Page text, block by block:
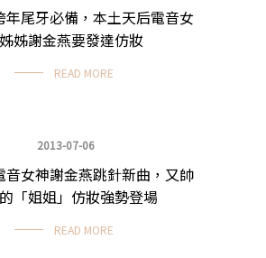
年尾牙必備，本土天后電音女
姊謝金燕要發達仿妝
READ MORE
2013-07-06
音女神謝金燕跳針新曲，又帥
「姐姐」仿妝強勢登場
READ MORE